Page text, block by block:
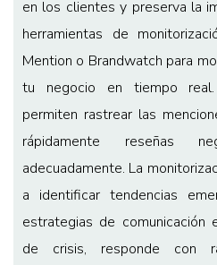
en los clientes y preserva la
herramientas de
Mention o Brandwatch para
tu negocio en tiempo
permiten rastrear las
rápidamente reseñas
adecuadamente. La
a identificar tendencias
estrategias de comunicación
de crisis, responde con